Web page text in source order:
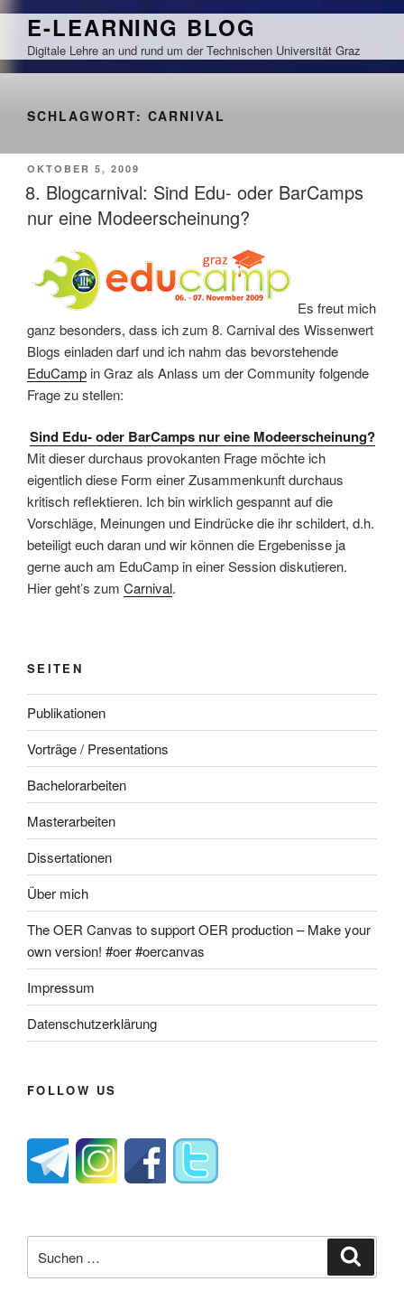
Zum
springen
E-LEARNING BLOG
Digitale Lehre an und rund um der Technischen Universität Graz
SCHLAGWORT: CARNIVAL
VERÖFFENTLICHT
AM
OKTOBER 5, 2009
8. Blogcarnival: Sind Edu- oder BarCamps
nur eine Modeerscheinung?
Es freut mich
ganz besonders, dass ich zum 8. Carnival des Wissenwert
Blogs einladen darf und ich nahm das bevorstehende
EduCamp in Graz als Anlass um der Community folgende
Frage zu stellen:
Sind Edu- oder BarCamps nur eine Modeerscheinung?
Mit dieser durchaus provokanten Frage möchte ich
eigentlich diese Form einer Zusammenkunft durchaus
kritisch reflektieren. Ich bin wirklich gespannt auf die
Vorschläge, Meinungen und Eindrücke die ihr schildert, d.h.
beteiligt euch daran und wir können die Ergebenisse ja
gerne auch am EduCamp in einer Session diskutieren.
Hier geht’s zum Carnival.
SEITEN
Publikationen
Vorträge / Presentations
Bachelorarbeiten
Masterarbeiten
Dissertationen
Über mich
The OER Canvas to support OER production – Make your
own version! #oer #oercanvas
Impressum
Datenschutzerklärung
FOLLOW US
nach: